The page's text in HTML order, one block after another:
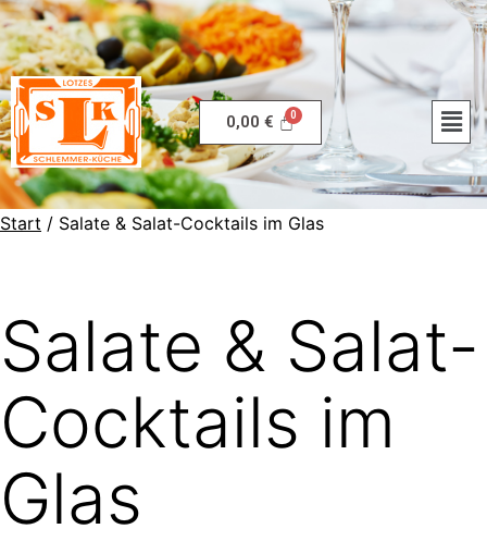
0,00 €
Start / Salate & Salat-Cocktails im Glas
Salate & Salat-
Cocktails im
Glas